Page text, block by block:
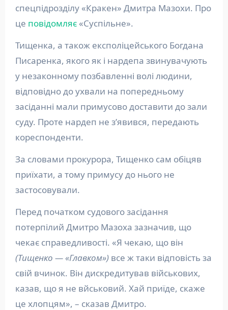
спецпідрозділу «Кракен» Дмитра Мазохи. Про
це повідомляє«Суспільне».
Тищенка, а також експоліцейського Богдана
Писаренка, якого як і нардепа звинувачують
у незаконному позбавленні волі людини,
відповідно до ухвали на попередньому
засіданні мали примусово доставити до зали
суду. Проте нардеп не зʼявився, передають
кореспонденти.
За словами прокурора, Тищенко сам обіцяв
приїхати, а тому примусу до нього не
застосовували.
Перед початком судового засідання
потерпілий Дмитро Мазоха зазначив, що
чекає справедливості. «Я чекаю, що він
(Тищенко — «Главком»)все ж таки відповість за
свій вчинок. Він дискредитував військових,
казав, що я не вйськовий. Хай приїде, скаже
це хлопцям», – сказав Дмитро.